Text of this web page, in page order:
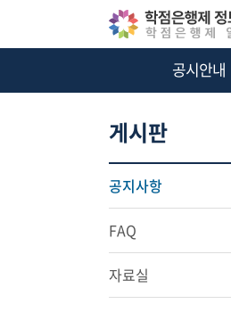
공시안내
게시판
공지사항
FAQ
자료실